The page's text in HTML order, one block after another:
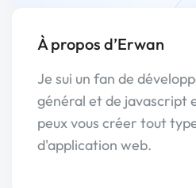
À propos d’Erwan
Je sui un fan de
général et de javascript
peux vous créer tout
d'application web.